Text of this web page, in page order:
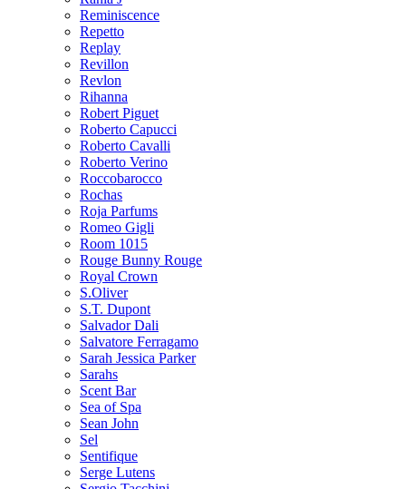
Reminiscence
Repetto
Replay
Revillon
Revlon
Rihanna
Robert Piguet
Roberto Capucci
Roberto Cavalli
Roberto Verino
Roccobarocco
Rochas
Roja Parfums
Romeo Gigli
Room 1015
Rouge Bunny Rouge
Royal Crown
S.Oliver
S.T. Dupont
Salvador Dali
Salvatore Ferragamo
Sarah Jessica Parker
Sarahs
Scent Bar
Sea of Spa
Sean John
Sel
Sentifique
Serge Lutens